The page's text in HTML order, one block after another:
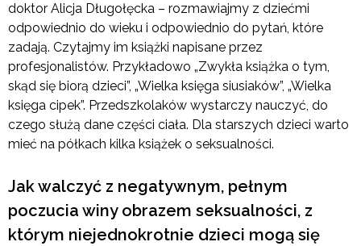
doktor Alicja Długołęcka – rozmawiajmy z dziećmi
odpowiednio do wieku i odpowiednio do pytań, które
zadają. Czytajmy im książki napisane przez
profesjonalistów. Przykładowo „Zwykła książka o tym,
skąd się biorą dzieci”, „Wielka księga siusiaków”, „Wielka
księga cipek”. Przedszkolaków wystarczy nauczyć, do
czego służą dane części ciała. Dla starszych dzieci warto
mieć na półkach kilka książek o seksualności.
Jak walczyć z negatywnym, pełnym
poczucia winy obrazem seksualności, z
którym niejednokrotnie dzieci mogą się